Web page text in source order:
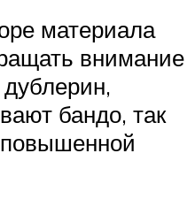
материала
внимание
бандо, так
повышенной